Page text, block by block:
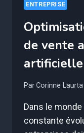
ENTREPRISE
de vente
artificielle
ParCorinne Laurta
Dans le
constante